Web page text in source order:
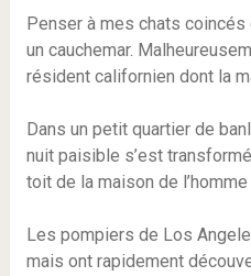
Penser à mes chats
un cauchemar.
résident californien dont la
Dans un petit quartier de
nuit paisible s’est
toit de la maison de
Les pompiers de Los
mais ont rapidement